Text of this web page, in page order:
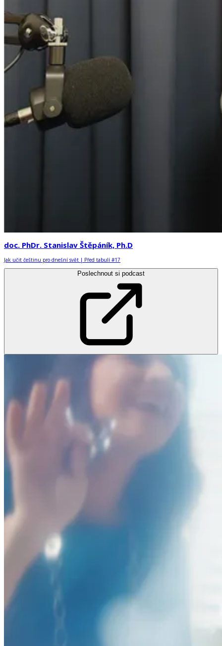
doc. PhDr. Stanislav Štěpáník, Ph.D
Jak učit češtinu pro dnešní svět | Před tabulí #17
Poslechnout si podcast